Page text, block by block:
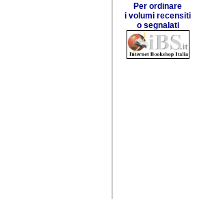
Per ordinare
i volumi recensiti
o segnalati